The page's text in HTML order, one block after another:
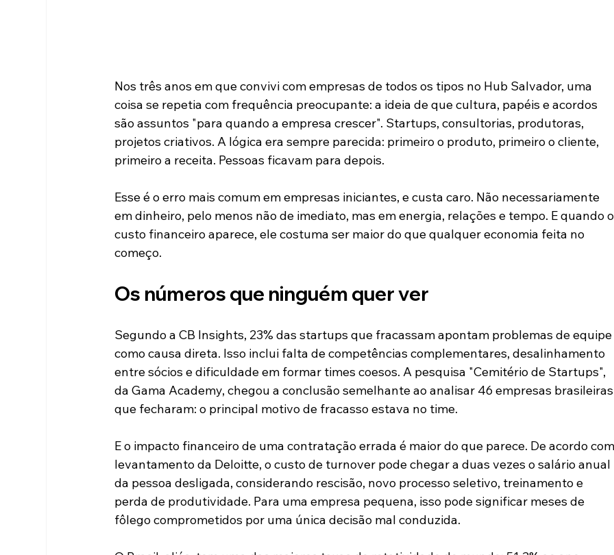
Nos três anos em que convivi com empresas de todos os tipos no Hub Salvador, uma
coisa se repetia com frequência preocupante: a ideia de que cultura, papéis e acordos
são assuntos "para quando a empresa crescer". Startups, consultorias, produtoras,
projetos criativos. A lógica era sempre parecida: primeiro o produto, primeiro o cliente,
primeiro a receita. Pessoas ficavam para depois.
Esse é o erro mais comum em empresas iniciantes, e custa caro. Não necessariamente
em dinheiro, pelo menos não de imediato, mas em energia, relações e tempo. E quando
custo financeiro aparece, ele costuma ser maior do que qualquer economia feita no
começo.
Os números que ninguém quer ver
Segundo a CB Insights, 23% das startups que fracassam apontam problemas de
como causa direta. Isso inclui falta de competências complementares, desalinhamento
entre sócios e dificuldade em formar times coesos. A pesquisa "Cemitério de Startups",
da Gama Academy, chegou a conclusão semelhante ao analisar 46 empresas
que fecharam: o principal motivo de fracasso estava no time.
E o impacto financeiro de uma contratação errada é maior do que parece. De acordo
levantamento da Deloitte, o custo de turnover pode chegar a duas vezes o salário anual
da pessoa desligada, considerando rescisão, novo processo seletivo, treinamento e
perda de produtividade. Para uma empresa pequena, isso pode significar meses de
fôlego comprometidos por uma única decisão mal conduzida.